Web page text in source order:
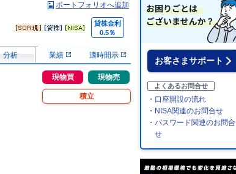
ポートフォリオへ追加
貸株金利
0.5％
分析 業績 適時開示
現物買 現物売
積立
お客さまサポート
よくあるお問合せ
・口座開設の流れ
・NISA関連のお問合せ
・パスワード関連のお問合
せ